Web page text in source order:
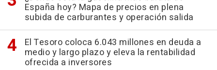
España hoy? Mapa de precios en plena
subida de carburantes y operación salida
El Tesoro coloca 6.043 millones en deuda a
medio y largo plazo y eleva la rentabilidad
ofrecida a inversores